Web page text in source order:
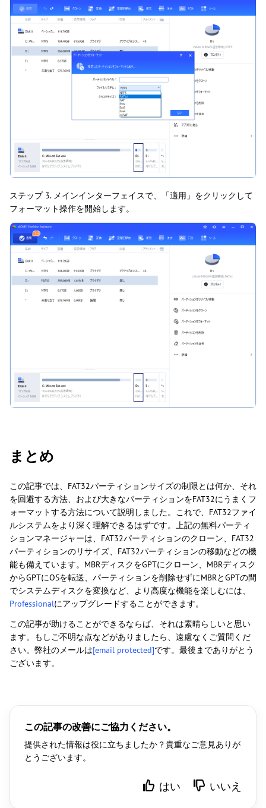
ステップ 3. メインインターフェイスで、「適用」をクリックして
フォーマット操作を開始します。
まとめ
この記事では、FAT32パーティションサイズの制限とは何か、それ
を回避する方法、および大きなパーティションをFAT32にうまくフ
ォーマットする方法について説明しました。これで、FAT32ファイ
ルシステムをより深く理解できるはずです。上記の無料パーティ
ションマネージャーは、FAT32パーティションのクローン、FAT32
パーティションのリサイズ、FAT32パーティションの移動などの機
能も備えています。MBRディスクをGPTにクローン、MBRディスク
からGPTにOSを転送、パーティションを削除せずにMBRとGPTの間
でシステムディスクを変換など、より高度な機能を楽しむには、
Professionalにアップグレードすることができます。
この記事が助けることができるならば、それは素晴らしいと思い
ます。もしご不明な点などがありましたら、遠慮なくご質問くだ
さい。弊社のメールは[email protected]です。最後までありがとう
ございます。
この記事の改善にご協力ください。
提供された情報は役に立ちましたか？貴重なご意見ありが
とうございます。
はい いいえ